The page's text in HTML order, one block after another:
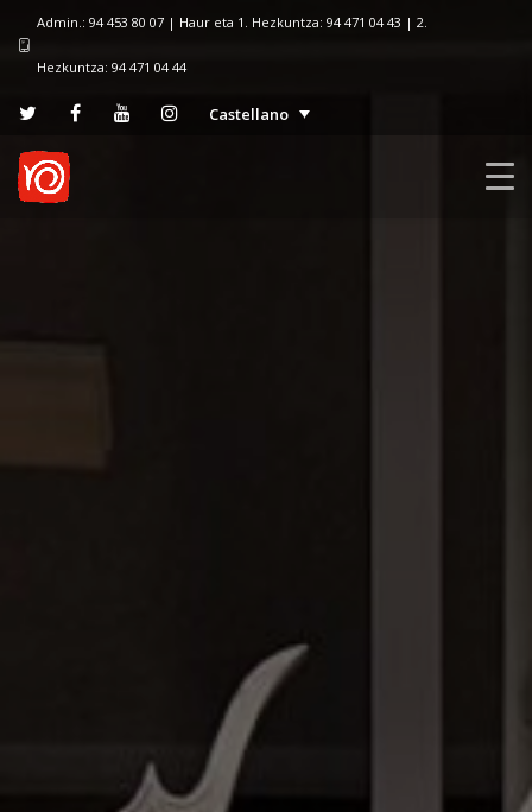
Admin.: 94 453 80 07 | Haur eta 1. Hezkuntza: 94 471 04 43 | 2.
Hezkuntza: 94 471 04 44
Castellano